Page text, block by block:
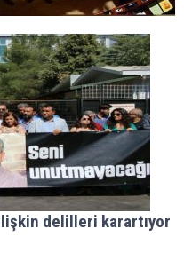
delilleri karartıyor